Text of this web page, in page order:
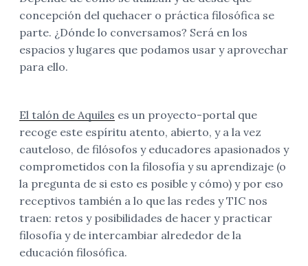
concepción del quehacer o práctica filosófica se
parte. ¿Dónde lo conversamos? Será en los
espacios y lugares que podamos usar y aprovechar
para ello.
El talón de Aquiles es un proyecto-portal que
recoge este espíritu atento, abierto, y a la vez
cauteloso, de filósofos y educadores apasionados y
comprometidos con la filosofía y su aprendizaje (o
la pregunta de si esto es posible y cómo) y por eso
receptivos también a lo que las redes y TIC nos
traen: retos y posibilidades de hacer y practicar
filosofía y de intercambiar alrededor de la
educación filosófica.